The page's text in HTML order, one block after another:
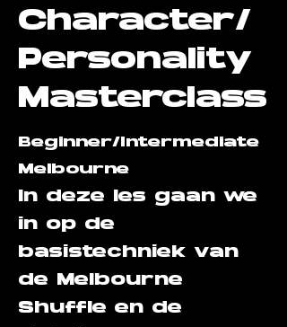
Character/
Personality
Masterclass
Beginner/Intermediate
Melbourne
In deze les gaan we
in op de
basistechniek van
de Melbourne
Shuffle en de